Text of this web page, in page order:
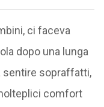
ci faceva
dopo una lunga
sentire sopraffatti,
comfort